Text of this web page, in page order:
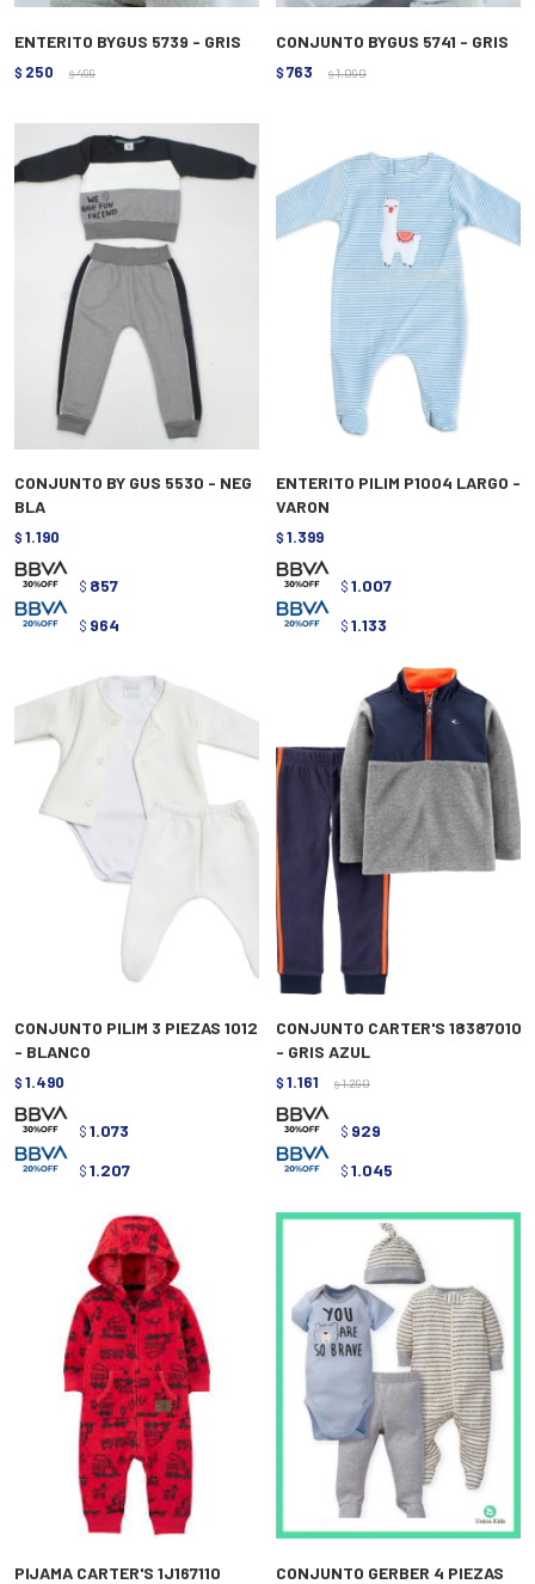
ENTERITO BYGUS 5739 - GRIS
$ 250 $ 499
CONJUNTO BYGUS 5741 - GRIS
$ 763 $ 1.090
CONJUNTO BY GUS 5530 - NEG
BLA
$ 1.190
$ 857
$ 964
ENTERITO PILIM P1004 LARGO -
VARON
$ 1.399
$ 1.007
$ 1.133
CONJUNTO PILIM 3 PIEZAS 1012
- BLANCO
$ 1.490
$ 1.073
$ 1.207
CONJUNTO CARTER'S 18387010
- GRIS AZUL
$ 1.161 $ 1.290
$ 929
$ 1.045
PIJAMA CARTER'S 1J167110
CONJUNTO GERBER 4 PIEZAS